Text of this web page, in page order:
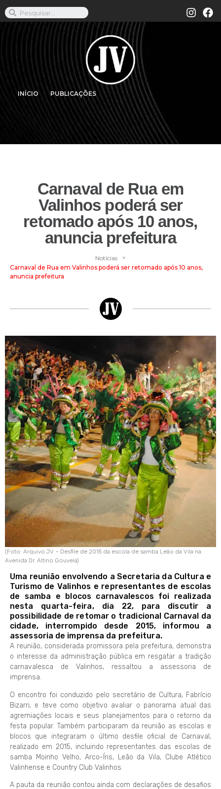
INÍCIO PUBLICAÇÕES
Carnaval de Rua em
Valinhos poderá ser
retomado após 10 anos,
anuncia prefeitura
Notícias >
Carnaval de Rua em Valinhos poderá ser retomado após 10 anos,
anuncia prefeitura
(Foto: Arquivo JV – Desfile de 2015 da escola de samba Leão da Vila na
Avenida Dr. Altino Gouveia)
Uma reunião envolvendo a Secretaria da Cultura e
Turismo de Valinhos e representantes de escolas
de samba e blocos carnavalescos foi realizada
nesta quarta-feira, dia 22, para discutir a
possibilidade de retomar o tradicional Carnaval da
cidade, interrompido desde 2015, informou a
assessoria de imprensa da prefeitura.
A reunião, considerada promissora pela prefeitura, demonstra
o interesse da administração pública em resgatar a tradição
carnavalesca de Valinhos, ressaltou a assessoria de
imprensa.
O encontro foi conduzido pelo secretário de Cultura, Fabrício
Bizarri, e teve como objetivo avaliar o panorama atual das
agremiações locais e seus planejamentos para o retorno da
festa popular. Também participaram da reunião as escolas e
blocos que integraram o último desfile oficial de Carnaval,
realizado em 2015, incluindo representantes das escolas de
samba Moinho Velho, Arco-Íris, Leão da Vila, Clube Atlético
Valinhense e Country Club Valinhos.
A pauta da reunião contou ainda com declarações de desafios